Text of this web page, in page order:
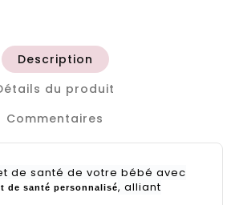
Description
du produit
Commentaires
de santé de votre bébé avec
de santé personnalisé, alliant